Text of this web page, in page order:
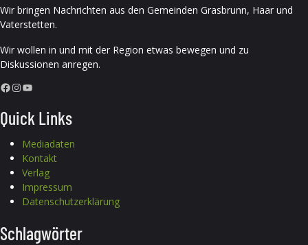
Wir bringen Nachrichten aus den Gemeinden Grasbrunn, Haar und
Vaterstetten.
Wir wollen in und mit der Region etwas bewegen und zu
Diskussionen anregen.
Facebook InstagramYouTube
Quick Links
Mediadaten
Kontakt
Verlag
Impressum
Datenschutzerklärung
Schlagwörter